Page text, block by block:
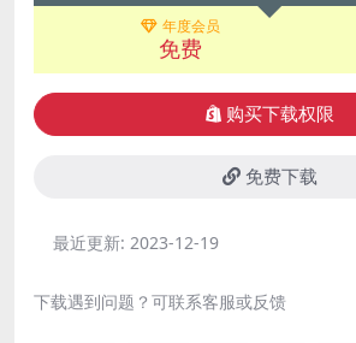
年度会员
免费
购买下载权限
免费下载
最近更新: 2023-12-19
下载遇到问题？可联系客服或反馈